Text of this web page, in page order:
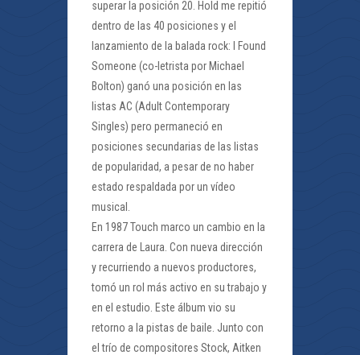
superar la posición 20. Hold me repitió
dentro de las 40 posiciones y el
lanzamiento de la balada rock: I Found
Someone (co-letrista por Michael
Bolton) ganó una posición en las
listas AC (Adult Contemporary
Singles) pero permaneció en
posiciones secundarias de las listas
de popularidad, a pesar de no haber
estado respaldada por un vídeo
musical.
En 1987 Touch marco un cambio en la
carrera de Laura. Con nueva dirección
y recurriendo a nuevos productores,
tomó un rol más activo en su trabajo y
en el estudio. Este álbum vio su
retorno a la pistas de baile. Junto con
el trío de compositores Stock, Aitken